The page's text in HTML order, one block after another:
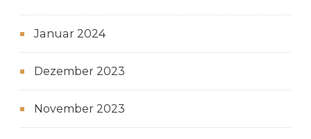
Januar 2024
Dezember 2023
November 2023